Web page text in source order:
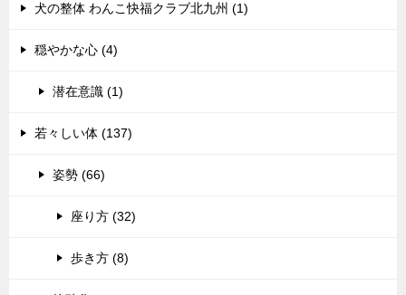
犬の整体 わんこ快福クラブ北九州 (1)
穏やかな心 (4)
潜在意識 (1)
若々しい体 (137)
姿勢 (66)
座り方 (32)
歩き方 (8)